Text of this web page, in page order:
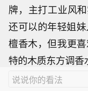
牌，主打工业风
还可以的年轻姐
檀香木，但我更
特的木质东方调香
说说你的看法